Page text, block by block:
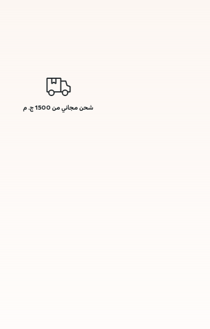
شحن مجاني من 1500 ج. م